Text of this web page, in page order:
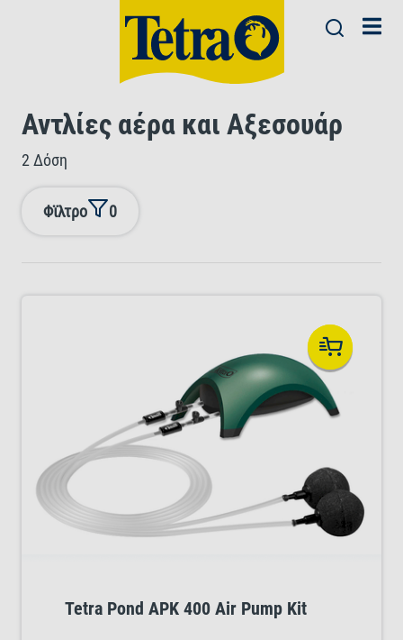
Αντλίες αέρα και Αξεσουάρ
2 Δόση
Φϊλτρο 0
Tetra Pond APK 400 Air Pump Kit